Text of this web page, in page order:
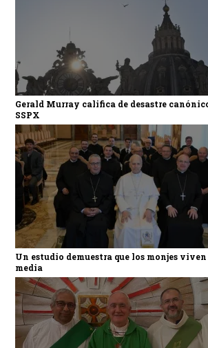
Gerald Murray califica de desastre
SSPX
Un estudio demuestra que los monjes viven
media